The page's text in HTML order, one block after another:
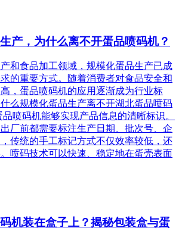
产，为什么离不开蛋品喷码机？
和食品加工领域，规模化蛋品生产已成
的重要方式。随着消费者对食品安全和
，蛋品喷码机的应用逐渐成为行业标
么规模化蛋品生产离不开湖北蛋品喷码
喷码机能够实现产品信息的清晰标识。
厂前都需要标注生产日期、批次号、企
传统的手工标记方式不仅效率较低，还
喷码技术可以快速、稳定地在蛋壳表面
机装在盒子上？揭秘包装盒与蛋